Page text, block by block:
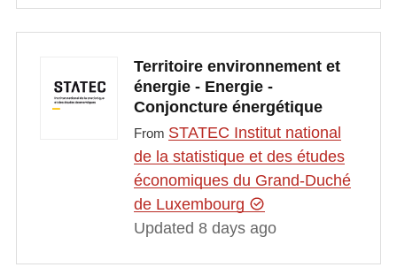
Territoire environnement et
énergie - Energie -
Conjoncture énergétique
From STATEC Institut national
de la statistique et des études
économiques du Grand-Duché
de Luxembourg
Updated 8 days ago